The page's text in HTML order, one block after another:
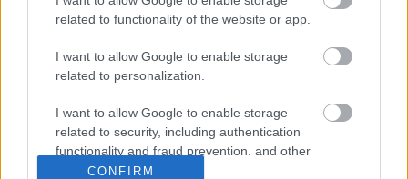
related to functionality of the website or app.
I want to allow Google to enable storage
related to personalization.
I want to allow Google to enable storage
related to security, including authentication
functionality and fraud prevention, and other
user protection.
CONFIRM
Energiaválság: az éjszakai fordulat
bizakodásra ad okot
Budapest-Pécs, Budapest-Szolnok:
gyorsabb és biztonságosabb lett a vasút